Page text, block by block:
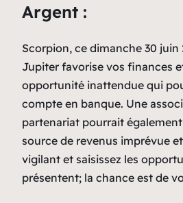
Argent :
Scorpion, ce dimanche 30
Jupiter favorise vos finances
opportunité inattendue qui
compte en banque. Une
partenariat pourrait
source de revenus imprévue
vigilant et saisissez les
présentent; la chance est de